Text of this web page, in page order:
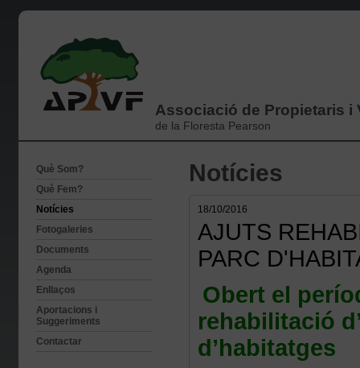
Associació de Propietaris i
de la Floresta Pearson
Què Som?
Què Fem?
Notícies
Fotogaleries
Documents
Agenda
Enllaços
Aportacions i
Suggeriments
Contactar
Notícies
18/10/2016
AJUTS
PARC
Obert el
rehabilitació
d’habitatges